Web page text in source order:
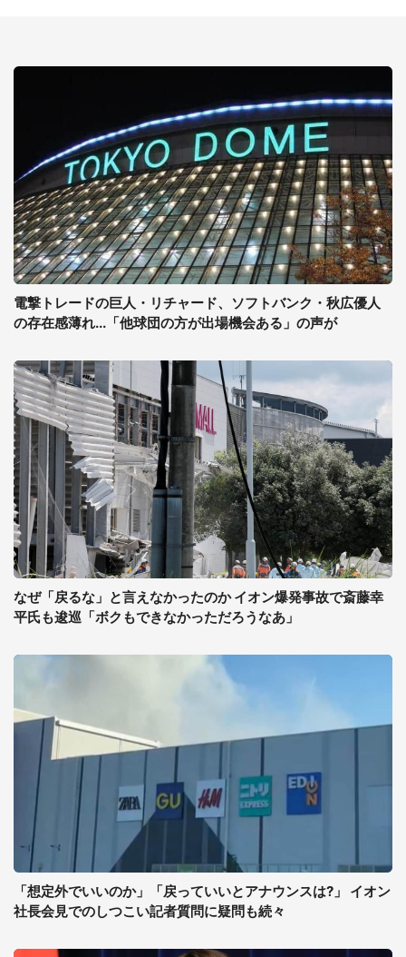
電撃トレードの巨人・リチャード、ソフトバンク・秋広優人
の存在感薄れ...「他球団の方が出場機会ある」の声が
なぜ「戻るな」と言えなかったのか イオン爆発事故で斎藤幸
平氏も逡巡「ボクもできなかっただろうなあ」
「想定外でいいのか」「戻っていいとアナウンスは?」 イオン
社長会見でのしつこい記者質問に疑問も続々